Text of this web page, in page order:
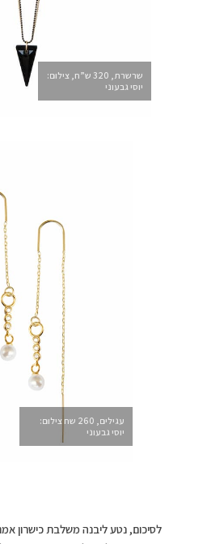
שרשרת, 320 ש”ח, צילום:
יוסי גבעוני
עגילים, 260 שח צילום:
יוסי גבעוני
לסיכום, נטע ליבנה משלבת כישרון